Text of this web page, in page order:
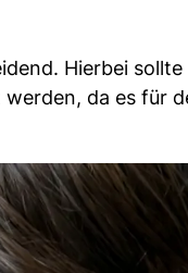
Hierbei sollte
da es für